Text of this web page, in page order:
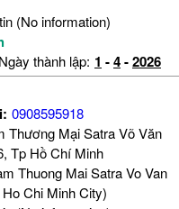
(No information)
Ngày thành lập: 1 -4-2026
0908595918
Thương Mại Satra Võ Văn
Tp Hồ Chí Minh
Thuong Mai Satra Vo Van
Chi Minh City)